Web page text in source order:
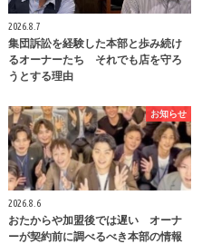
2026.8.7
集団訴訟を経験した本部と歩み続け
るオーナーたち それでも店を守ろ
うとする理由
お知らせ
2026.8.6
おたからや加盟後では遅い オーナ
ーが契約前に調べるべき本部の情報